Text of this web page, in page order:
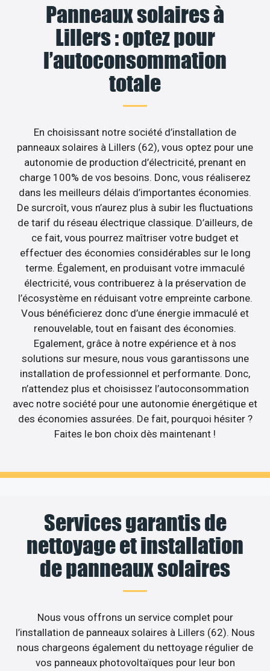
Panneaux solaires à
Lillers : optez pour
l’autoconsommation
totale
En choisissant notre société d’installation de
panneaux solaires à Lillers (62), vous optez pour une
autonomie de production d’électricité, prenant en
charge 100% de vos besoins. Donc, vous réaliserez
dans les meilleurs délais d’importantes économies.
De surcroît, vous n’aurez plus à subir les fluctuations
de tarif du réseau électrique classique. D’ailleurs, de
ce fait, vous pourrez maîtriser votre budget et
effectuer des économies considérables sur le long
terme. Également, en produisant votre immaculé
électricité, vous contribuerez à la préservation de
l’écosystème en réduisant votre empreinte carbone.
Vous bénéficierez donc d’une énergie immaculé et
renouvelable, tout en faisant des économies.
Egalement, grâce à notre expérience et à nos
solutions sur mesure, nous vous garantissons une
installation de professionnel et performante. Donc,
n’attendez plus et choisissez l’autoconsommation
avec notre société pour une autonomie énergétique et
des économies assurées. De fait, pourquoi hésiter ?
Faites le bon choix dès maintenant !
Services garantis de
nettoyage et installation
de panneaux solaires
Nous vous offrons un service complet pour
l’installation de panneaux solaires à Lillers (62). Nous
nous chargeons également du nettoyage régulier de
vos panneaux photovoltaïques pour leur bon